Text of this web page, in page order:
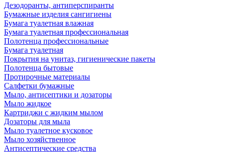
Дезодоранты, антиперспиранты
Бумажные изделия сангигиены
Бумага туалетная влажная
Бумага туалетная профессиональная
Полотенца профессиональные
Бумага туалетная
Покрытия на унитаз, гигиенические пакеты
Полотенца бытовые
Протирочные материалы
Салфетки бумажные
Мыло, антисептики и дозаторы
Мыло жидкое
Картриджи с жидким мылом
Дозаторы для мыла
Мыло туалетное кусковое
Мыло хозяйственное
Антисептические средства